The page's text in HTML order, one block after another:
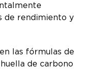
de rendimiento y
las fórmulas de
de carbono